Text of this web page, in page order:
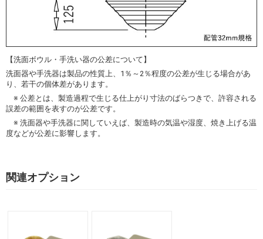
【洗面ボウル・手洗い器の公差について】
洗面器や手洗器は製品の性質上、1％～2％程度の公差が生じる場合があ
り、若干の個体差があります。
※ 公差とは、製造過程で生じる仕上がり寸法のばらつきで、許容される
誤差の範囲を表すのが公差です。
※ 洗面器や手洗器に関していえば、製造時の気温や湿度、焼き上げる温
度などが公差に影響します。
関連オプション